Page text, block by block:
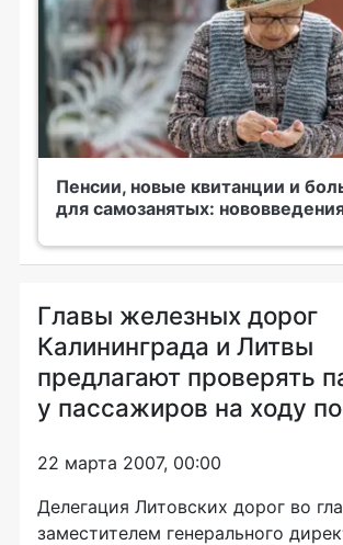
Пенсии, новые квитанции и
для самозанятых:
Главы железных дорог
Калининграда и Литвы
предлагают проверять
у пассажиров на ходу
22 марта 2007, 00:00
Делегация Литовских дорог во
заместителем генерального